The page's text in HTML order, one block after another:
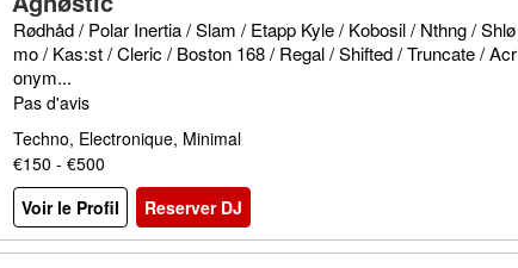
Rødhåd / Polar Inertia / Slam / Etapp Kyle / Kobosil / Nthng / Shlø
mo / Kas:st / Cleric / Boston 168 / Regal / Shifted / Truncate / Acr
onym...
Pas d'avis
Techno, Electronique, Minimal
€150 - €500
Voir le Profil
Reserver DJ